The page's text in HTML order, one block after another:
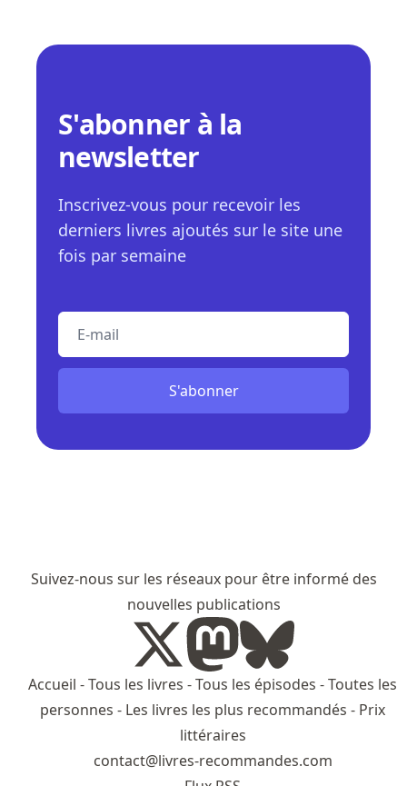
S'abonner à la
newsletter
Inscrivez-vous pour recevoir les
derniers livres ajoutés sur le site une
fois par semaine
E-mail
S'abonner
Suivez-nous sur les réseaux pour être informé des
nouvelles publications
Accueil -Tous les livres -Tous les épisodes -Toutes les
personnes - Les livres les plus recommandés - Prix
littéraires
contact@livres-recommandes.com